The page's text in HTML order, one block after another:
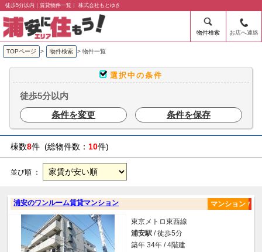
徒歩5分以内｜賃貸物件一覧｜ 株式会社もとゆき
物件検索 お店へ連絡
TOPページ > 物件検索 > 物件一覧
選択中の条件
徒歩5分以内
条件を変更
条件を保存
棟数8件 (総物件数： 10件)
並び順 ：
浦安のワンルーム賃貸マンション マンション
東京メトロ東西線
浦安駅 / 徒歩5分
築年 34年 / 4階建